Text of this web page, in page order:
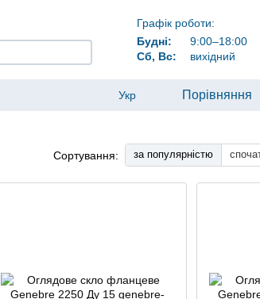
Графік роботи:
Будні:
9:00–18:00
Сб, Вс:
вихідний
Укр Порівняння
Сортування: за популярністю